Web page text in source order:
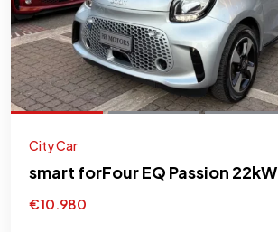
City Car
smart forFour EQ Passion 22kW
€10.980